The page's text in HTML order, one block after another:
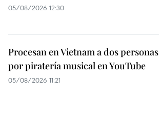
05/08/2026 12:30
Procesan en Vietnam a dos personas
por piratería musical en YouTube
05/08/2026 11:21